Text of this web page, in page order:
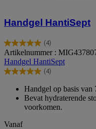
Handgel HantiSept
(4)
5.0
van
de
5
beoordelingen
Artikelnummer :
Handgel HantiSept
(4)
5.0
sterren.
4
Handgel op basis van
Bevat hydraterende
voorkomen.
Vanaf